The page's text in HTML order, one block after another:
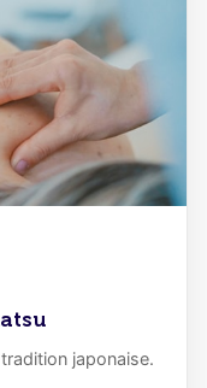
japonaise.